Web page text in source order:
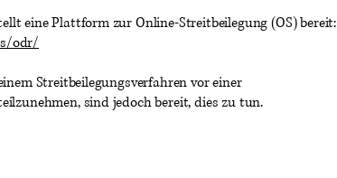
eine Plattform zur Online-Streitbeilegung (OS) bereit:
odr/
Streitbeilegungsverfahren vor einer
sind jedoch bereit, dies zu tun.